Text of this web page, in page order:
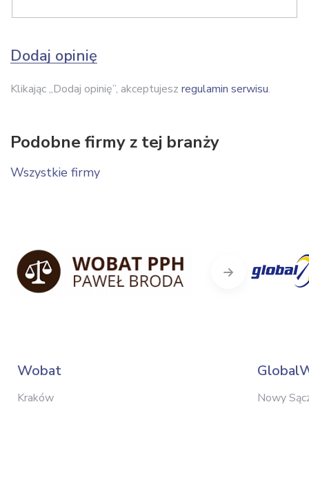
Dodaj opinię
Klikając „Dodaj opinię”, akceptujesz regulamin serwisu.
Podobne firmy z tej branży
Wszystkie firmy
Wobat
Kraków Nowy
Next